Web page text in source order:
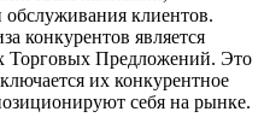
клиентов.
конкурентов является
Торговых Предложений. Это
их конкурентное
себя на рынке.